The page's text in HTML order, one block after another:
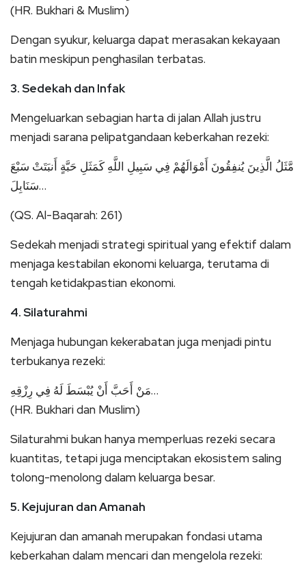
(HR. Bukhari & Muslim)
Dengan syukur, keluarga dapat merasakan kekayaan
batin meskipun penghasilan terbatas.
3. Sedekah dan Infak
Mengeluarkan sebagian harta di jalan Allah justru
menjadi sarana pelipatgandaan keberkahan rezeki:
مَّثَلُ الَّذِينَ يُنفِقُونَ أَمْوَالَهُمْ فِي سَبِيلِ اللَّهِ كَمَثَلِ حَبَّةٍ أَنبَتَتْ سَبْعَ
سَنَابِلَ…
(QS. Al-Baqarah: 261)
Sedekah menjadi strategi spiritual yang efektif dalam
menjaga kestabilan ekonomi keluarga, terutama di
tengah ketidakpastian ekonomi.
4. Silaturahmi
Menjaga hubungan kekerabatan juga menjadi pintu
terbukanya rezeki:
مَنْ أَحَبَّ أَنْ يُبْسَطَ لَهُ فِي رِزْقِهِ…
(HR. Bukhari dan Muslim)
Silaturahmi bukan hanya memperluas rezeki secara
kuantitas, tetapi juga menciptakan ekosistem saling
tolong-menolong dalam keluarga besar.
5. Kejujuran dan Amanah
Kejujuran dan amanah merupakan fondasi utama
keberkahan dalam mencari dan mengelola rezeki: